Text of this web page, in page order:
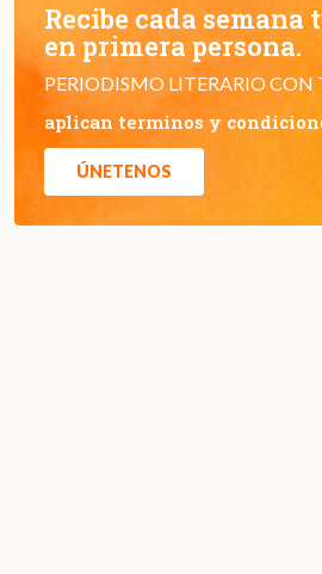
Recibe cada semana
en primera persona.
PERIODISMO LITERARIO CON
aplican terminos y
ÚNETENOS